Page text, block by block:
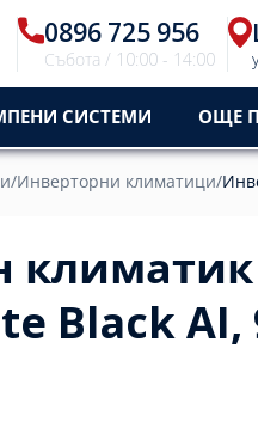
0896 725 956
Събота / 10:00 - 14:00
СИСТЕМИ ОЩЕ
/Инверторни климатици/
Black AI,